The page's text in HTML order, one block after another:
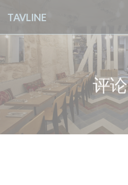
TAVLINE
评论